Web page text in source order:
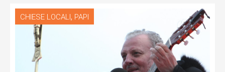
CHIESE LOCALI, PAPI